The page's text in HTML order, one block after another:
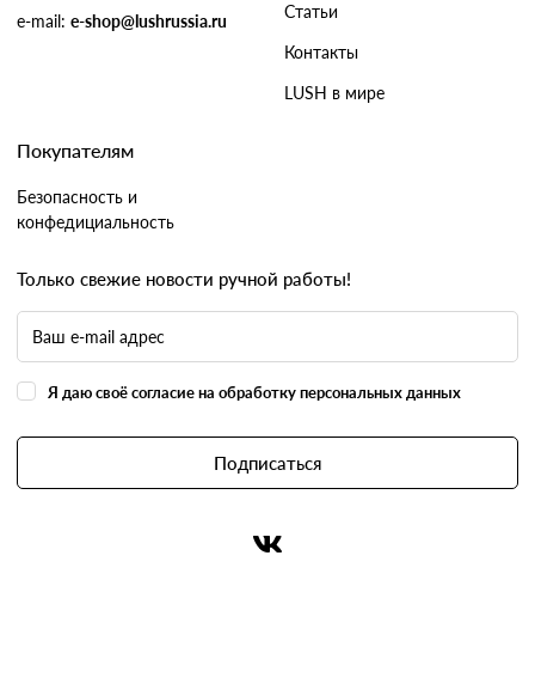
e-mail: e-shop@lushrussia.ru
Статьи
Контакты
LUSH в мире
Покупателям
Безопасность и
конфедициальность
Только свежие новости ручной работы!
Я даю своё согласие на обработку персональных данных
Подписаться